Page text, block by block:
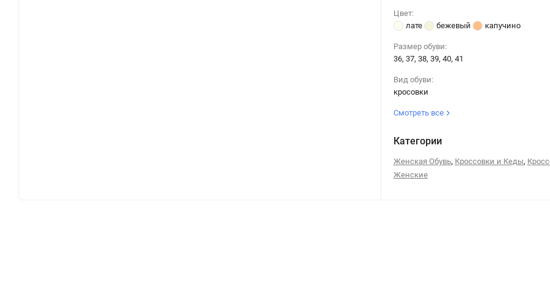
Цвет:
лате
бежевый капучино
Размер обуви:
36, 37, 38, 39, 40, 41
Вид обуви:
кросовки
Смотреть все
Категории
Женская Обувь, Кроссовки и Кеды,
Женские